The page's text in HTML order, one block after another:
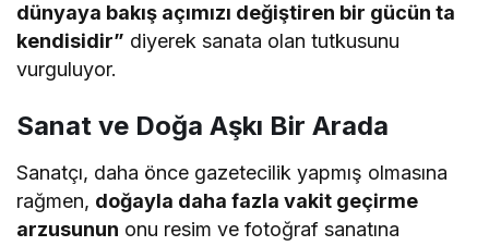
dünyaya bakış açımızı değiştiren bir gücün ta
kendisidir” diyerek sanata olan tutkusunu
vurguluyor.
Sanat ve Doğa Aşkı Bir Arada
Sanatçı, daha önce gazetecilik yapmış olmasına
rağmen, doğayla daha fazla vakit geçirme
arzusunun onu resim ve fotoğraf sanatına